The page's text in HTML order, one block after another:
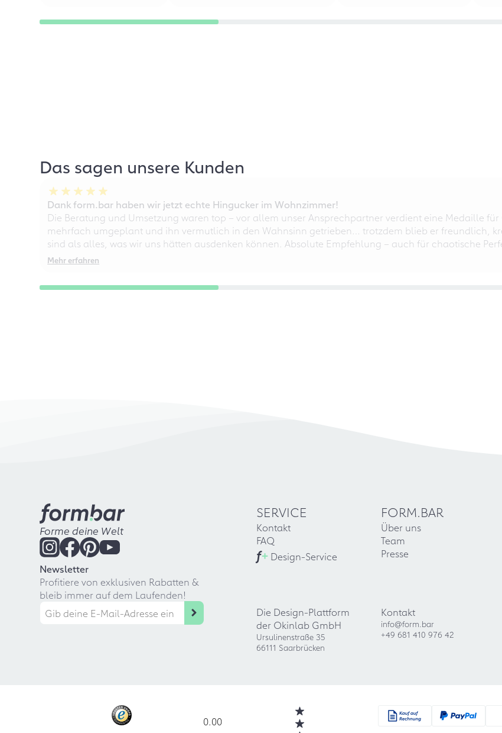
Das sagen unsere Kunden
Dank form.bar haben wir jetzt echte Hingucker im Wohnzimmer!
Die Beratung und Umsetzung waren top – vor allem unser Ansprechpartner verdient eine Medaille
mehrfach umgeplant und ihn vermutlich in den Wahnsinn getrieben… trotzdem blieb er freundlich,
sind als alles, was wir uns hätten ausdenken können. Absolute Empfehlung – auch für chaotische
Mehr erfahren
Forme deine Welt
Newsletter
Profitiere von exklusiven Rabatten &
bleib immer auf dem Laufenden!
SERVICE
Kontakt
FAQ
f+ Design-Service
FORM.BAR
Über uns
Team
Presse
Die Design-Plattform
der Okinlab GmbH
Ursulinenstraße 35
66111 Saarbrücken
Kontakt
info@form.bar
+49 681 410 976 42
0.00